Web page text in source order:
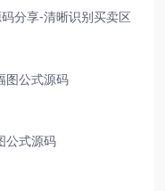
分享-清晰识别买卖区
图公式源码
公式源码